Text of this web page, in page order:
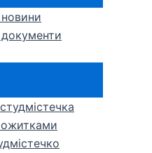
новини
документи